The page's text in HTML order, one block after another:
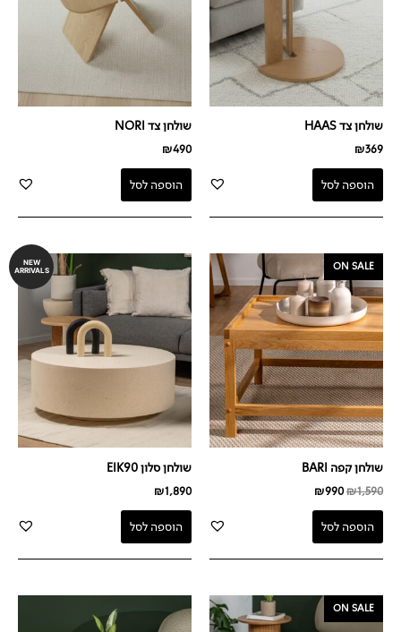
שולחן צד HAAS
₪369
הוספה לסל
שולחן צד NORI
₪490
הוספה לסל
ON SALE
שולחן קפה BARI
₪1,590
המחיר
המקורי
היה:
₪1,590.
₪990
הנוכחי
הוא:
₪990.
הוספה לסל
NEW
ARRIVALS
שולחן סלון EIK90
₪1,890
הוספה לסל
ON SALEהמחיר
המקוריהנוכחי